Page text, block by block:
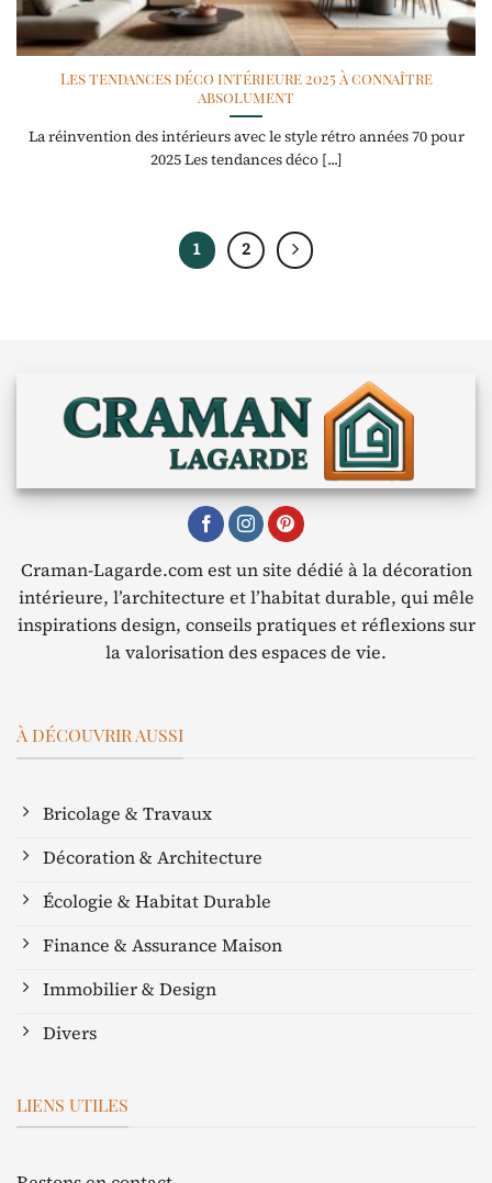
Les tendances déco intérieure 2025 à connaître
absolument
La réinvention des intérieurs avec le style rétro années 70 pour
2025 Les tendances déco [...]
1 2
Craman-Lagarde.com est un site dédié à la décoration
intérieure, l’architecture et l’habitat durable, qui mêle
inspirations design, conseils pratiques et réflexions sur
la valorisation des espaces de vie.
À DÉCOUVRIR AUSSI
Bricolage & Travaux
Décoration & Architecture
Écologie & Habitat Durable
Finance & Assurance Maison
Immobilier & Design
Divers
LIENS UTILES